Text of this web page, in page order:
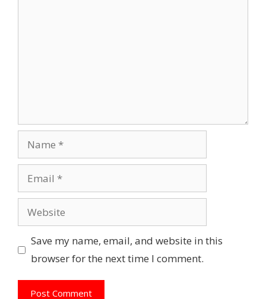
Name
Email
Website
Save my name, email, and website in this
browser for the next time I comment.